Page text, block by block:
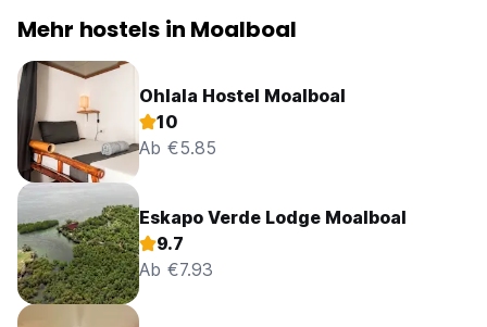
Mehr hostels in Moalboal
Ohlala Hostel Moalboal
10
Ab €5.85
Eskapo Verde Lodge Moalboal
9.7
Ab €7.93